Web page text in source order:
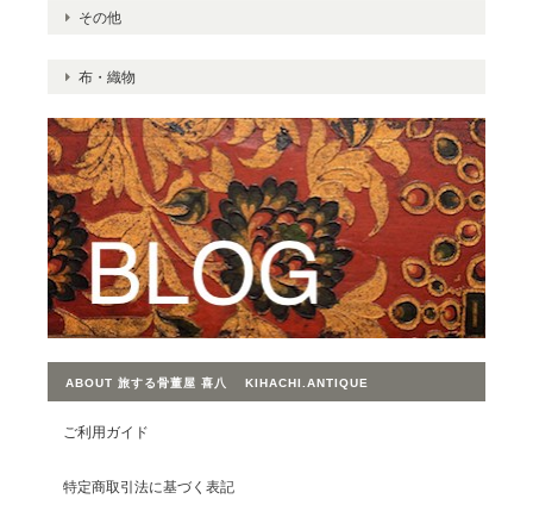
その他
布・織物
ABOUT 旅する骨董屋 喜八 KIHACHI.ANTIQUE
ご利用ガイド
特定商取引法に基づく表記